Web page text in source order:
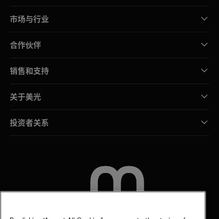
市场与行业
合作伙伴
销售和支持
关于美光
投资者关系